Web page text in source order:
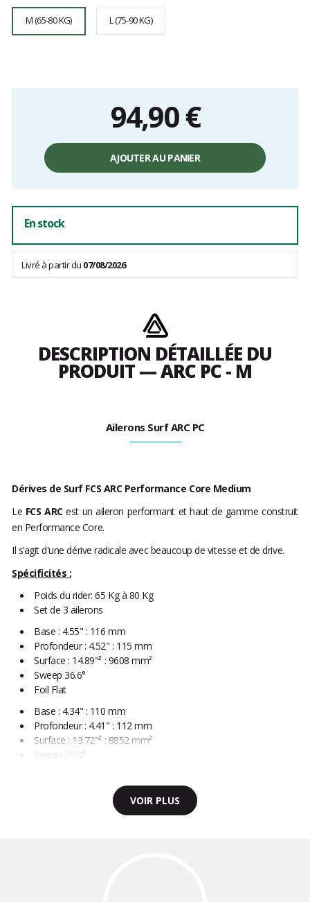
M (65-80 KG) L (75-90 KG)
94,90 €
unitaire,
AJOUTER AU PANIER
En stock
Livré à partir du 07/08/2026
DESCRIPTION DÉTAILLÉE DU
PRODUIT — ARC PC - M
Ailerons Surf ARC PC
Dérives de Surf FCS ARC Performance Core Medium
Le FCS ARCest un aileron performant et haut de gamme construit
en Performance Core.
Il s’agit d'une dérive radicale avec beaucoup de vitesse et de drive.
Spécificités :
Poids du rider: 65 Kg à 80 Kg
Set de 3 ailerons
Base : 4.55" : 116 mm
Profondeur : 4.52" : 115 mm
Surface : 14.89"² : 9608 mm²
Sweep 36.6°
Foil Flat
Base : 4.34" : 110 mm
Profondeur : 4.41" : 112 mm
Surface : 13.72"² : 8852 mm²
Sweep 35.0°
VOIR PLUS